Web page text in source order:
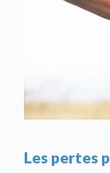
Les pertes